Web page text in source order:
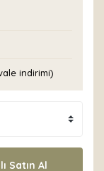
indirimi)
Satın Al